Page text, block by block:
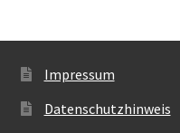
Impressum
Datenschutzhinweis